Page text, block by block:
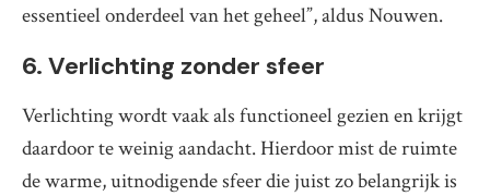
essentieel onderdeel van het geheel”, aldus Nouwen.
6. Verlichting zonder sfeer
Verlichting wordt vaak als functioneel gezien en krijgt
daardoor te weinig aandacht. Hierdoor mist de ruimte
de warme, uitnodigende sfeer die juist zo belangrijk is